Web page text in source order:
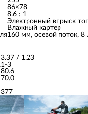
86×78
8.6 : 1
Электронный впрыск
Влажный картер
160 мм, осевой поток, 8
3.37 / 1.23
1-3
80.6
70.0
377